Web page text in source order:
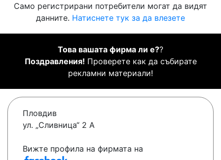
Само регистрирани потребители могат да видят
данните. Натиснете тук за да влезете
Това вашата фирма ли е??
Поздравления! Проверете как да събирате
рекламни материали!
Пловдив
ул. „Сливница“ 2 А
Вижте профила на фирмата на